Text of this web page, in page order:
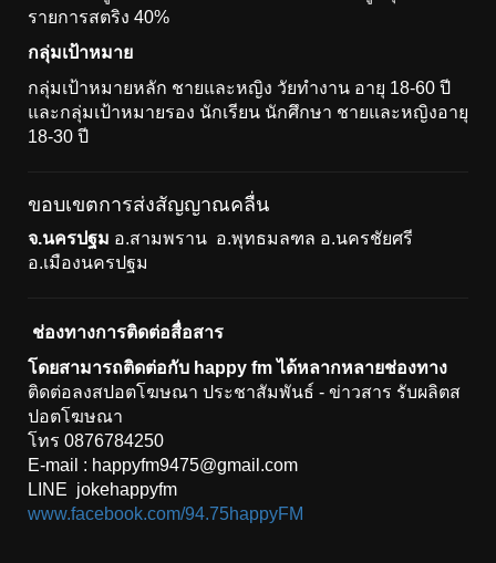
รายการสตริง 40%
กลุ่มเป้าหมาย
กลุ่มเป้าหมายหลัก ชายและหญิง วัยทำงาน อายุ 18-60 ปี
และกลุ่มเป้าหมายรอง นักเรียน นักศึกษา ชายและหญิงอายุ
18-30 ปี
ขอบเขตการส่งสัญญาณคลื่น
จ.นครปฐม อ.สามพราน อ.พุทธมลฑล อ.นครชัยศรี
อ.เมืองนครปฐม
ช่องทางการติดต่อสื่อสาร
โดยสามารถติดต่อกับ happy fm ได้หลากหลายช่องทาง
ติดต่อลงสปอตโฆษณา ประชาสัมพันธ์ - ข่าวสาร รับผลิตส
ปอตโฆษณา
โทร 0876784250
E-mail : happyfm9475@gmail.com
LINE jokehappyfm
www.facebook.com/94.75happyFM